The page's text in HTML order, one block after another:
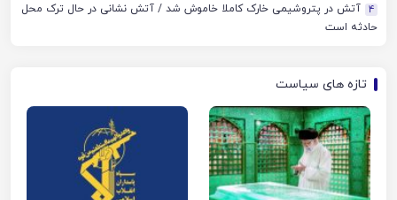
4 آتش در پتروشیمی خارک کاملا خاموش شد / آتش نشانی در حال ترک محل
حادثه است
تازه های سیاست